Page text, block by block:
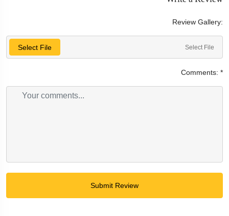
Review Gallery:
Select File Select File
Comments: *
Submit Review